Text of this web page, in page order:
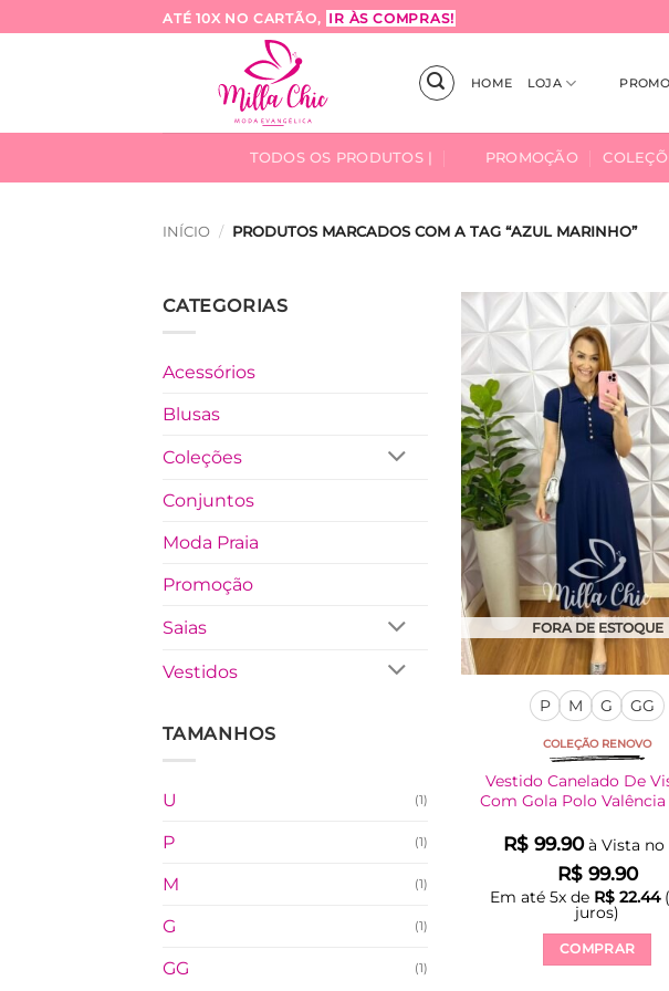
to
ATÉ 10X NO CARTÃO, IR ÀS COMPRAS!
HOME LOJA
TODOS OS PRODUTOS | PROMOÇÃO
INÍCIO / PRODUTOS MARCADOS COM A TAG “AZUL MARINHO”
CATEGORIAS
Acessórios
Blusas
Coleções
Conjuntos
Moda Praia
Promoção
Saias
Vestidos
TAMANHOS
U (1)
P (1)
M (1)
G (1)
GG (1)
FORA DE ESTOQUE
P M G GG
COLEÇÃO RENOVO
Vestido Canelado De
Com Gola Polo Valência
R$99.90 à Vista no
R$99.90
Em até 5x de R$22.44
juros)
COMPRAR